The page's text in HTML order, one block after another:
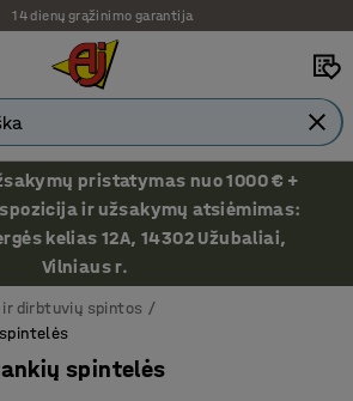
Ekspozicija Vilniuje
pristatymas nuo 1000 € +
ir užsakymų atsiėmimas:
kelias 12A, 14302 Užubaliai,
Vilniaus r.
dirbtuvių spintos
spintelės